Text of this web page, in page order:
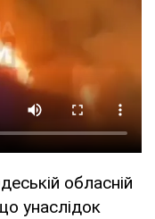
обласній
унаслідок